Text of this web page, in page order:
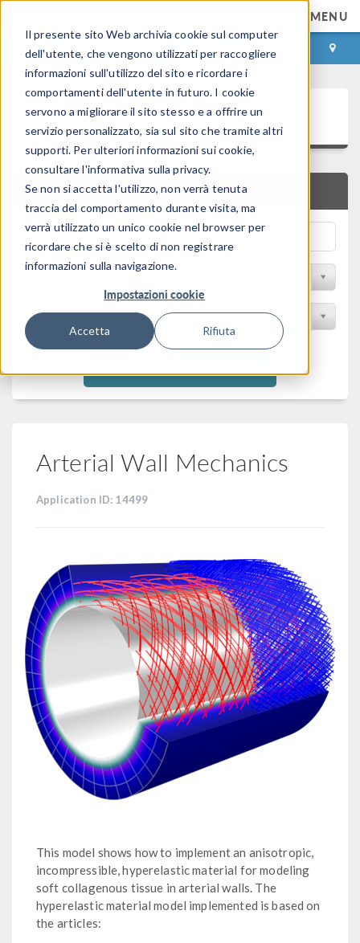
Il presente sito Web archivia cookie sul computer
dell'utente, che vengono utilizzati per raccogliere
informazioni sull'utilizzo del sito e ricordare i
comportamenti dell'utente in futuro. I cookie
servono a migliorare il sito stesso e a offrire un
servizio personalizzato, sia sul sito che tramite altri
supporti. Per ulteriori informazioni sui cookie,
consultare l'informativa sulla privacy.
Se non si accetta l'utilizzo, non verrà tenuta
traccia del comportamento durante visita, ma
verrà utilizzato un unico cookie nel browser per
ricordare che si è scelto di non registrare
informazioni sulla navigazione.
Impostazioni cookie
Accetta Rifiuta
MENU
ACCEDI CONTACT
Galleria delle Applicazioni
RICERCA RAPIDA
Filtra per Prodotto
Filtra
Arterial Wall Mechanics
Application ID: 14499
This model shows how to implement an anisotropic,
incompressible, hyperelastic material for modeling
soft collagenous tissue in arterial walls. The
hyperelastic material model implemented is based on
the articles: